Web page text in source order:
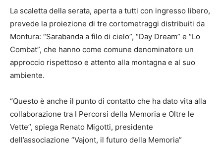
La scaletta della serata, aperta a tutti con ingresso libero,
prevede la proiezione di tre cortometraggi distribuiti da
Montura: “Sarabanda a filo di cielo”, “Day Dream” e “Lo
Combat”, che hanno come comune denominatore un
approccio rispettoso e attento alla montagna e al suo
ambiente.
“Questo è anche il punto di contatto che ha dato vita alla
collaborazione tra I Percorsi della Memoria e Oltre le
Vette”, spiega Renato Migotti, presidente
dell’associazione “Vajont, il futuro della Memoria”